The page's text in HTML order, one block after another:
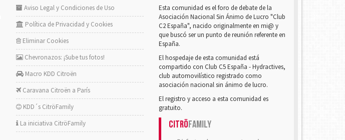
Aviso Legal y Condiciones de Uso
Política de Privacidad y Cookies
Eliminar Cookies
Chevronazos: ¡Sube tus fotos!
Macro KDD Citroën
Caravana Citroën a París
KDD´s CitröFamily
La iniciativa CitröFamily
Esta comunidad es el foro de debate de la
Asociación Nacional Sin Ánimo de Lucro "Club
C2 España", nacido originalmente en mi@ y
que buscó ser un punto de reunión referente en
España.
El hospedaje de esta comunidad está
compartido con Club C5 España - Hydractives,
club automovilístico registrado como
asociación nacional sin ánimo de lucro.
El registro y acceso a esta comunidad es
gratuito.
CitröFamily